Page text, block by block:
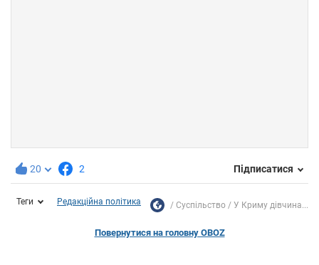
20 2 Підписатися
Теги Редакційна політика Суспільство У Криму дівчина...
Повернутися на головну OBOZ